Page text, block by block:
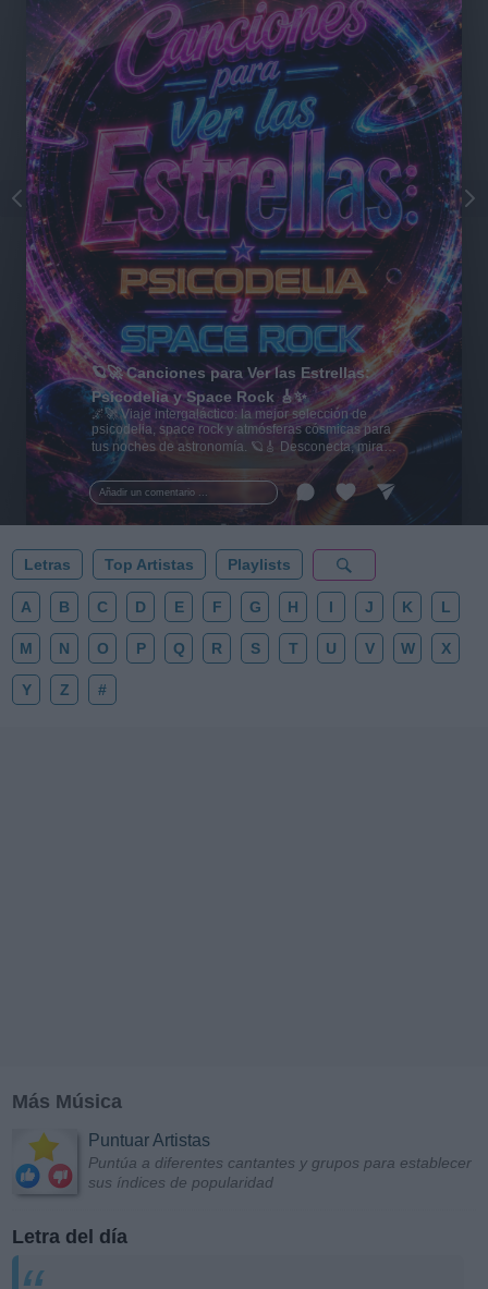
Añadir un comentario ...
🪐🚀 Canciones para Ver las Estrellas:
Psicodelia y Space Rock 🎸✨
🌌🚀 Viaje intergaláctico: la mejor selección de
psicodelia, space rock y atmósferas cósmicas para
tus noches de astronomía. 🪐🎸 Desconecta, mira
al firmamento y siente la gravedad cero. 💾 ¡Guarda
esta colección para tu próxima noche estrellada!
✨⭐
Letras Top Artistas Playlists
A B C D E F G H I J K L
M N O P Q R S T U V W X
Y Z #
Más Música
Puntuar Artistas
Puntúa a diferentes cantantes y grupos para establecer
sus índices de popularidad
Letra del día